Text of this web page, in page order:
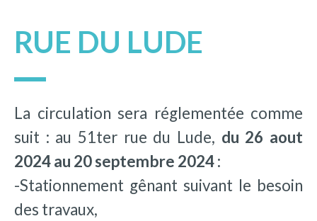
RUE DU LUDE
La circulation sera réglementée comme
suit : au 51ter rue du Lude, du 26 aout
2024 au 20 septembre 2024 :
-Stationnement gênant suivant le besoin
des travaux,